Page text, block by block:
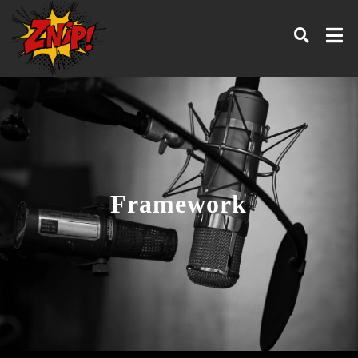
Framework